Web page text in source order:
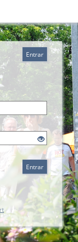
Entrar
Entrar